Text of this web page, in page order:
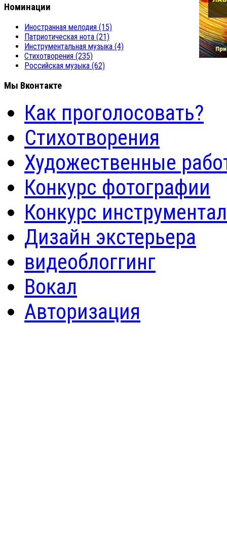
Номинации
Иностранная мелодия (15)
Патриотическая нота (21)
Инструментальная музыка (4)
Стихотворения (235)
Российская музыка (62)
Мы Вконтакте
Как проголосовать?
Стихотворения
Художественные
Конкурс фотографии
Конкурс
Дизайн экстерьера
видеоблоггинг
Вокал
Авторизация